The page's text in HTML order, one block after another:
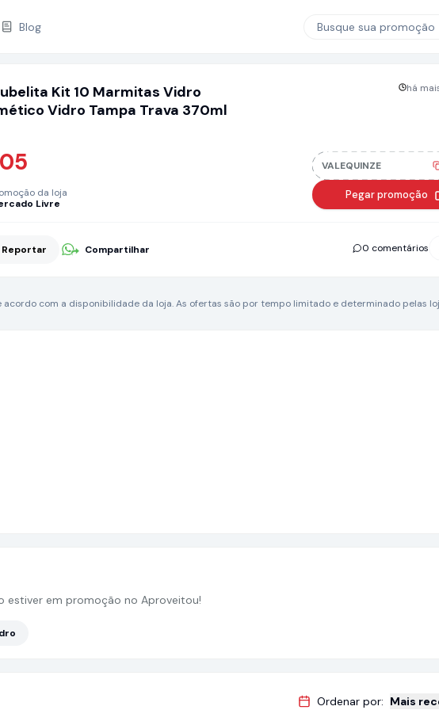
Blog Busque sua promoção
Kit 10 Marmitas Vidro
Vidro Tampa Trava 370ml
há
da loja
Livre
VALEQUINZE
Pegar promoção
Reportar Compartilhar 0 comentários
com a disponibilidade da loja. As ofertas são por tempo limitado e determinado pelas
estiver em promoção no Aproveitou!
Ordenar por: Mais